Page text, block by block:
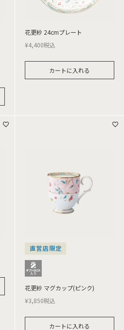
花更紗 24cmプレート
¥4,400税込
カートに入れる
直営店限定
花更紗 マグカップ(ピンク)
¥3,850税込
カートに入れる